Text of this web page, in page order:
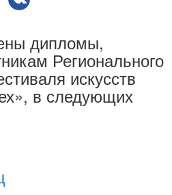
дипломы,
Регионального
искусств
в следующих